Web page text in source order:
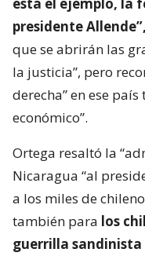
presidente Allende”,
que se abrirán las
la justicia”, pero
derecha” en ese
económico”.
Ortega resaltó la
Nicaragua “al
a los miles de
también para los
guerrilla